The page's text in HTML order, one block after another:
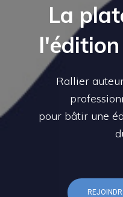
La
Rallier
pour bâtir une